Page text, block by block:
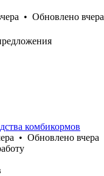
• Обновлено вчера
комбикормов
• Обновлено вчера